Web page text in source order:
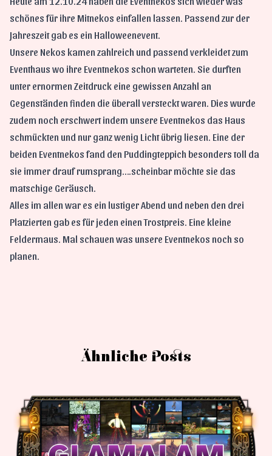
schönes für ihre Mitnekos einfallen lassen. Passend zur der
Jahreszeit gab es ein Halloweenevent.
Unsere Nekos kamen zahlreich und passend verkleidet zum
Eventhaus wo ihre Eventnekos schon warteten. Sie durften
unter ernormen Zeitdruck eine gewissen Anzahl an
Gegenständen finden die überall versteckt waren. Dies wurde
zudem noch erschwert indem unsere Eventnekos das Haus
schmückten und nur ganz wenig Licht übrig liesen. Eine der
beiden Eventnekos fand den Puddingteppich besonders toll da
sie immer drauf rumsprang….scheinbar möchte sie das
matschige Geräusch.
Alles im allen war es ein lustiger Abend und neben den drei
Platzierten gab es für jeden einen Trostpreis. Eine kleine
Feldermaus. Mal schauen was unsere Eventnekos noch so
planen.
Ähnliche Posts